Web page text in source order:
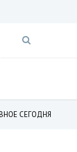
СЕГОДНЯ